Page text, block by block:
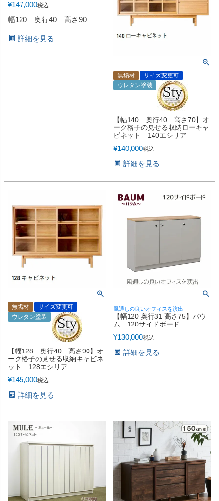
¥147,000税込
幅120 奥行40 高さ90
詳細を見る
無垢材
サイズ変更可
ウレタン塗装
【幅140 奥行40 高さ70】オ
ーク格子の見せる収納ローキャ
ビネット 140エシリア
¥140,000税込
詳細を見る
無垢材
サイズ変更可
ウレタン塗装
【幅128 奥行40 高さ90】オ
ーク格子の見せる収納キャビネ
ット 128エシリア
¥145,000税込
詳細を見る
風通しの良いオフィスを演出
【幅120 奥行31 高さ75】バウ
ム 120サイドボード
¥130,000税込
詳細を見る